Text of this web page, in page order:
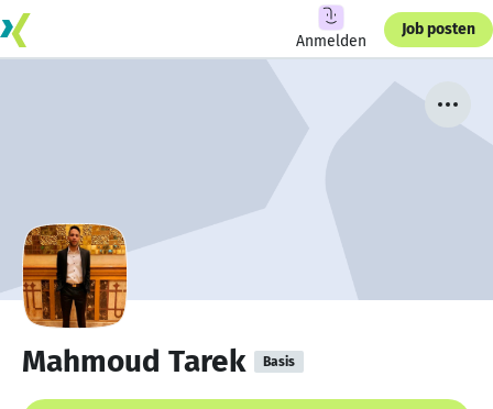
Anmelden
Job posten
Mahmoud Tarek Basis